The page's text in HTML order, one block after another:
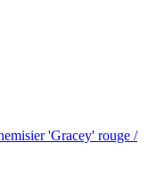
'Gracey' rouge /